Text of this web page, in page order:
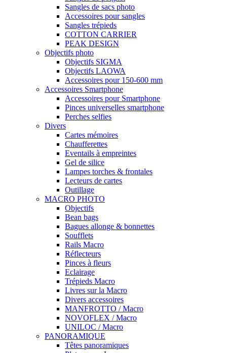
Sangles de sacs photo
Accessoires pour sangles
Sangles trépieds
COTTON CARRIER
PEAK DESIGN
Objectifs photo
Objectifs SIGMA
Objectifs LAOWA
Accessoires pour 150-600 mm
Accessoires Smartphone
Accessoires pour Smartphone
Pinces universelles smartphone
Perches selfies
Divers
Cartes mémoires
Chaufferettes
Eventails à empreintes
Gel de silice
Lampes torches & frontales
Lecteurs de cartes
Outillage
MACRO PHOTO
Objectifs
Bean bags
Bagues allonge & bonnettes
Soufflets
Rails Macro
Réflecteurs
Pinces à fleurs
Eclairage
Trépieds Macro
Livres sur la Macro
Divers accessoires
MANFROTTO / Macro
NOVOFLEX / Macro
UNILOC / Macro
PANORAMIQUE
Têtes panoramiques